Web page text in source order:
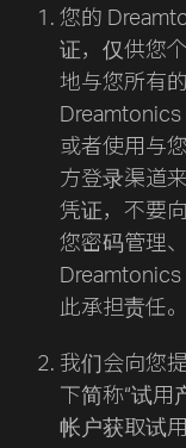
您的
证，仅供您
地与您所有
Dreamtonics
或者使用与
方登录渠道
凭证，不要
您密码管理
此承担责任。
我们会向您
下简称“试
帐户获取试